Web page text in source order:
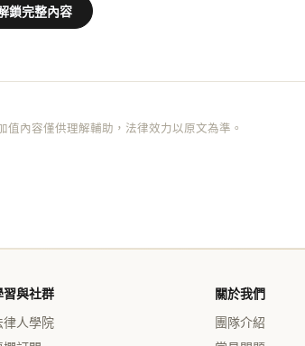
鎖完整內容
內容僅供理解輔助，法律效力以原文為準。
習與社群
律人學院
關於我們
團隊介紹